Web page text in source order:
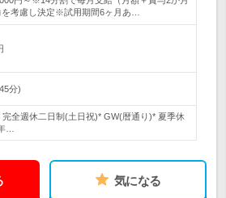
考慮し決定※試用期間6ヶ月あ…
分)
全週休二日制(土日祝)* GW(暦通り)* 夏季休
…
気になる